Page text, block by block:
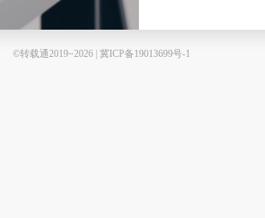
©转载通2019~2026 | 冀ICP备19013699号-1